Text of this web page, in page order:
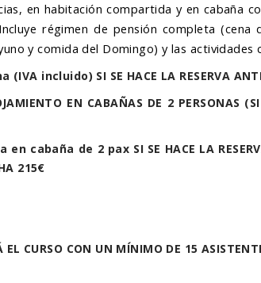
en habitación compartida y en cabaña
régimen de pensión completa (cena
y comida del Domingo) y las actividades
incluido) SI SE HACE LA RESERVA
EN CABAÑAS DE 2 PERSONAS
cabaña de 2 pax SI SE HACE LA
215€
EL CURSO CON UN MÍNIMO DE 15